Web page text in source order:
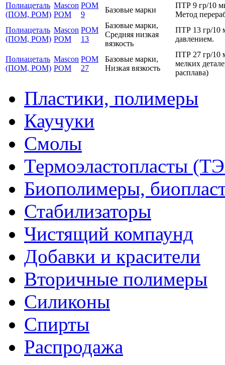
Полиацеталь
(ПОМ, POM)
Mascon
POM
POM
9
Базовые марки
ПТР 9 гр/10
Метод
Полиацеталь
(ПОМ, POM)
Mascon
POM
POM
13
Базовые марки,
Средняя низкая
вязкость
ПТР 13 гр/10
давлением.
Полиацеталь
(ПОМ, POM)
Mascon
POM
POM
27
Базовые марки,
Низкая вязкость
ПТР 27 гр/10
мелких
расплава)
Пластики, полимеры
Каучуки
Смолы
Термоэластопласты
Биополимеры,
Стабилизаторы
Чистящий компаунд
Добавки и красители
Вторичные полимеры
Силиконы
Спирты
Распродажа